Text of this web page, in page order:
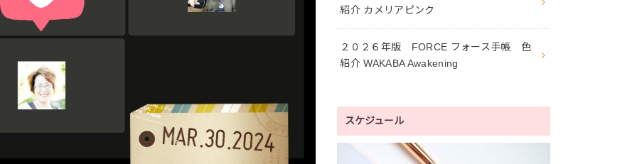
紹介 カメリアピンク
２０２６年版 FORCE フォース手帳 色
紹介 WAKABA Awakening
スケジュール